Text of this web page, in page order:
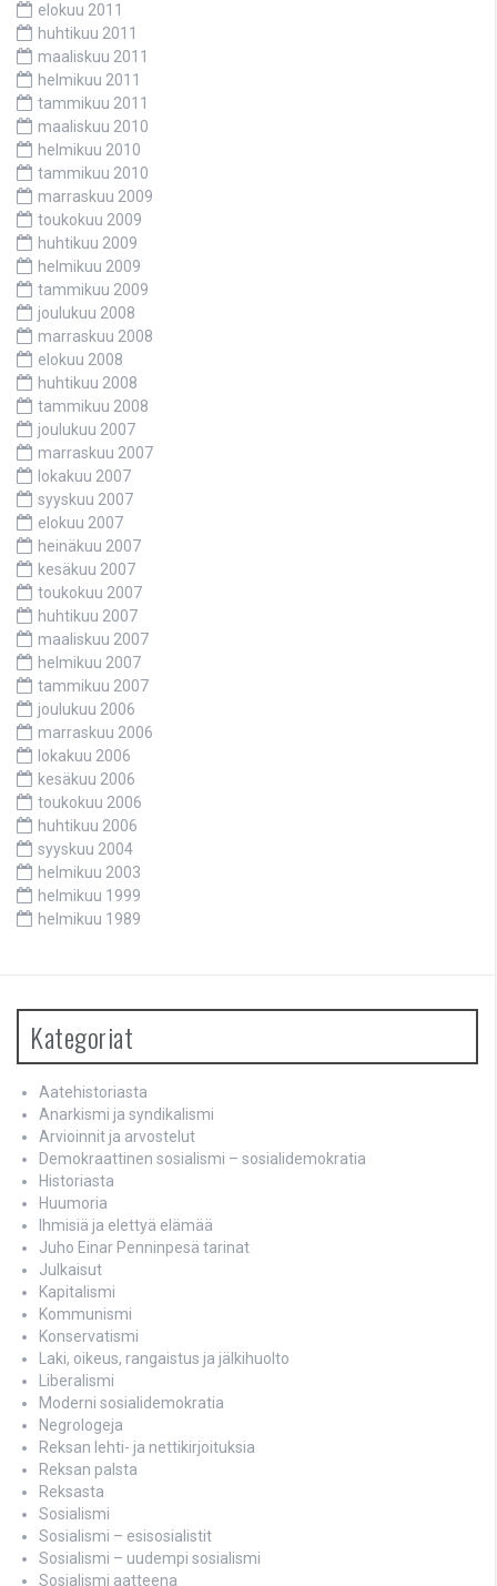
elokuu 2011
huhtikuu 2011
maaliskuu 2011
helmikuu 2011
tammikuu 2011
maaliskuu 2010
helmikuu 2010
tammikuu 2010
marraskuu 2009
toukokuu 2009
huhtikuu 2009
helmikuu 2009
tammikuu 2009
joulukuu 2008
marraskuu 2008
elokuu 2008
huhtikuu 2008
tammikuu 2008
joulukuu 2007
marraskuu 2007
lokakuu 2007
syyskuu 2007
elokuu 2007
heinäkuu 2007
kesäkuu 2007
toukokuu 2007
huhtikuu 2007
maaliskuu 2007
helmikuu 2007
tammikuu 2007
joulukuu 2006
marraskuu 2006
lokakuu 2006
kesäkuu 2006
toukokuu 2006
huhtikuu 2006
syyskuu 2004
helmikuu 2003
helmikuu 1999
helmikuu 1989
Kategoriat
Aatehistoriasta
Anarkismi ja syndikalismi
Arvioinnit ja arvostelut
Demokraattinen sosialismi – sosialidemokratia
Historiasta
Huumoria
Ihmisiä ja elettyä elämää
Juho Einar Penninpesä tarinat
Julkaisut
Kapitalismi
Kommunismi
Konservatismi
Laki, oikeus, rangaistus ja jälkihuolto
Liberalismi
Moderni sosialidemokratia
Negrologeja
Reksan lehti- ja nettikirjoituksia
Reksan palsta
Reksasta
Sosialismi
Sosialismi – esisosialistit
Sosialismi – uudempi sosialismi
Sosialismi aatteena